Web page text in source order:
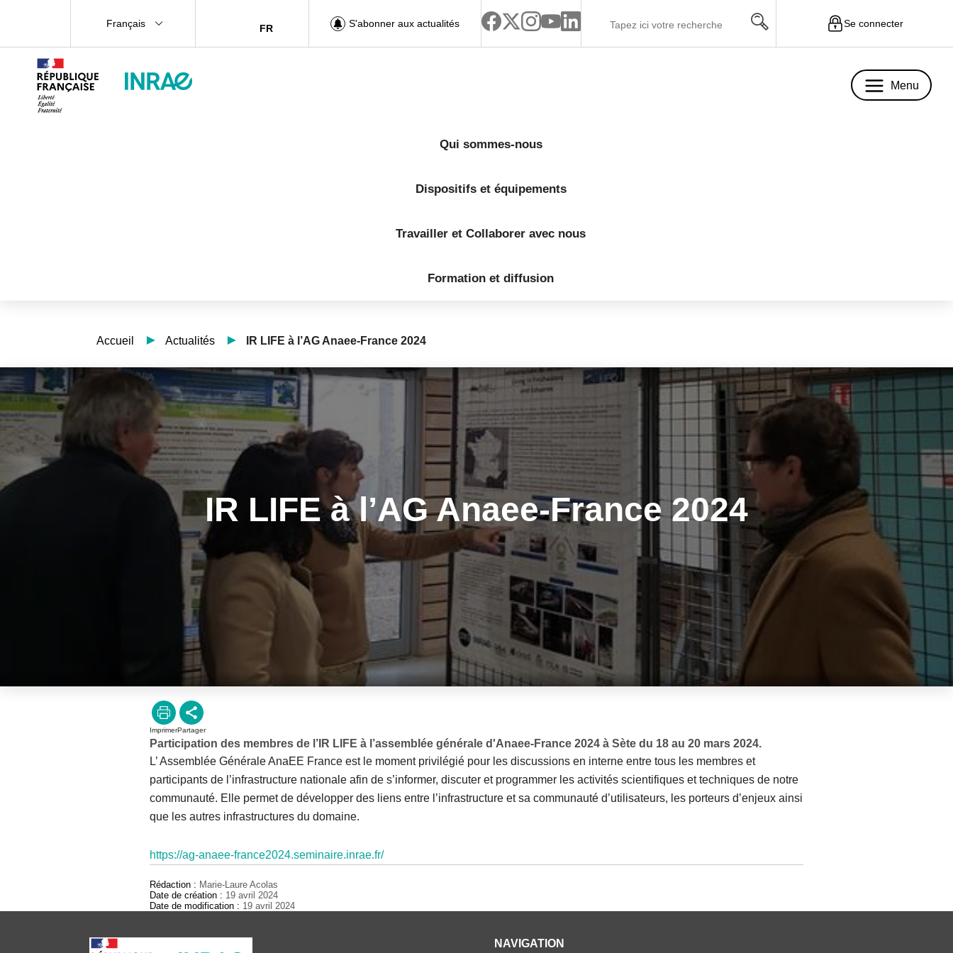
Français FR S'abonner aux actualités Se connecter
Menu
Qui sommes-nous
Dispositifs et équipements
Travailler et Collaborer avec nous
Formation et diffusion
Accueil Actualités IR LIFE à l’AG Anaee-France 2024
IR LIFE à l’AG Anaee-France 2024
ImprimerPartager
Participation des membres de l’IR LIFE à l’assemblée générale d'Anaee-France 2024 à Sète du 18 au 20 mars 2024.
L’ Assemblée Générale AnaEE France est le moment privilégié pour les discussions en interne entre tous les membres et
participants de l’infrastructure nationale afin de s’informer, discuter et programmer les activités scientifiques et techniques de notre
communauté. Elle permet de développer des liens entre l’infrastructure et sa communauté d’utilisateurs, les porteurs d’enjeux ainsi
que les autres infrastructures du domaine.
https://ag-anaee-france2024.seminaire.inrae.fr/
Rédaction : Marie-Laure Acolas
Date de création : 19 avril 2024
Date de modification : 19 avril 2024
NAVIGATION